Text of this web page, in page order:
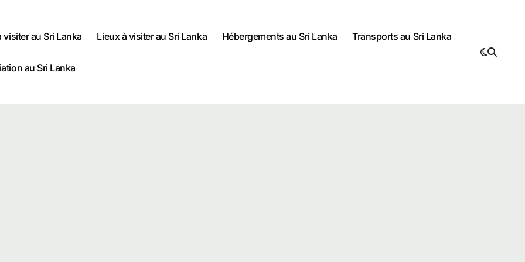
visiter au Sri Lanka Lieux à visiter au Sri Lanka Hébergements au Sri Lanka Transports au Sri Lanka
au Sri Lanka